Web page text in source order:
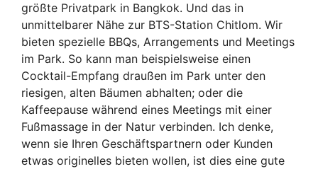
größte Privatpark in Bangkok. Und das in
unmittelbarer Nähe zur BTS-Station Chitlom. Wir
bieten spezielle BBQs, Arrangements und Meetings
im Park. So kann man beispielsweise einen
Cocktail-Empfang draußen im Park unter den
riesigen, alten Bäumen abhalten; oder die
Kaffeepause während eines Meetings mit einer
Fußmassage in der Natur verbinden. Ich denke,
wenn sie Ihren Geschäftspartnern oder Kunden
etwas originelles bieten wollen, ist dies eine gute